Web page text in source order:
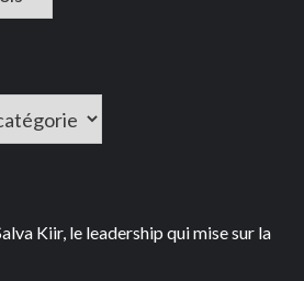
Kiir, le leadership qui mise sur la